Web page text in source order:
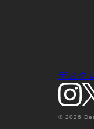
デスク
© 2026